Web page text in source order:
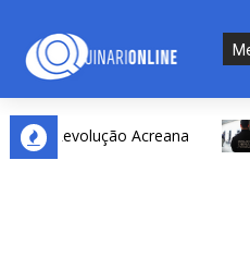
Revolução Acreana